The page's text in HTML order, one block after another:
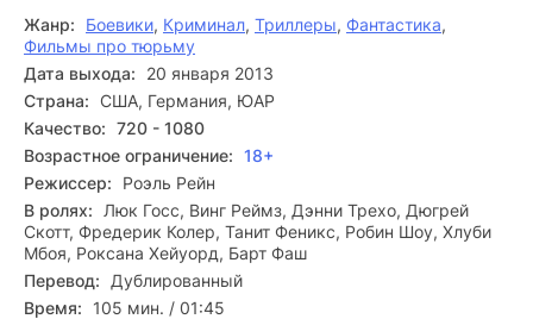
Жанр: Боевики, Криминал, Триллеры, Фантастика,
Фильмы про тюрьму
Дата выхода:
20 января 2013
Страна: США, Германия, ЮАР
Качество: 720 - 1080
Возрастное ограничение: 18+
Режиссер:
Роэль Рейн
В ролях:
Люк Госс, Винг Реймз, Дэнни Трехо, Дюгрей
Скотт, Фредерик Колер, Танит Феникс, Робин Шоу, Хлуби
Мбоя, Роксана Хейуорд, Барт Фаш
Перевод:
Дублированный
Время:
105 мин. / 01:45